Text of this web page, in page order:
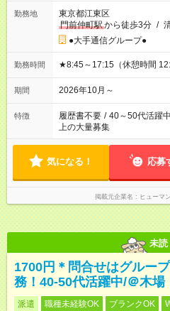
勤務地
東京都江東区
門前仲町駅から徒歩3分 /
●大手通信グループ●
勤務時間 ★8:45～17:15（休憩時間
期間 2026年10月～
特徴 履歴書不要 / 40～50代活躍中
上の大量募集
気になる！ 応募
掲載元企業名 ヒューマ
未読
1700円＊問合せはグルー
務！40-50代活躍中/＠木場
派遣 職種未経験OK ブランクOK